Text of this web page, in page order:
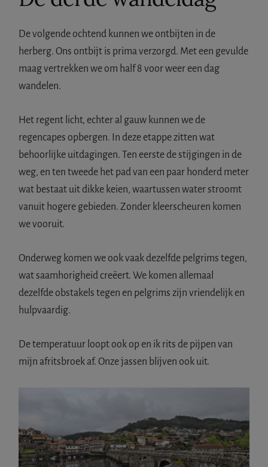
De volgende ochtend kunnen we ontbijten in de
herberg. Ons ontbijt is prima verzorgd. Met een gevulde
maag vertrekken we om half 8 voor weer een dag
wandelen.
Het regent licht, echter al gauw kunnen we de
regencapes opbergen. In deze etappe zitten wat
behoorlijke uitdagingen. Ten eerste de stijgingen in de
weg, en ten tweede het pad van een paar honderd meter
wat bestaat uit dikke keien, waartussen water stroomt
vanuit hogere gebieden. Zonder kleerscheuren komen
we vooruit.
Onderweg komen we ook vaak dezelfde pelgrims tegen,
wat saamhorigheid creëert. We komen allemaal
dezelfde obstakels tegen en pelgrims zijn vriendelijk en
hulpvaardig.
De temperatuur loopt ook op en ik rits de pijpen van
mijn afritsbroek af. Onze jassen blijven ook uit.